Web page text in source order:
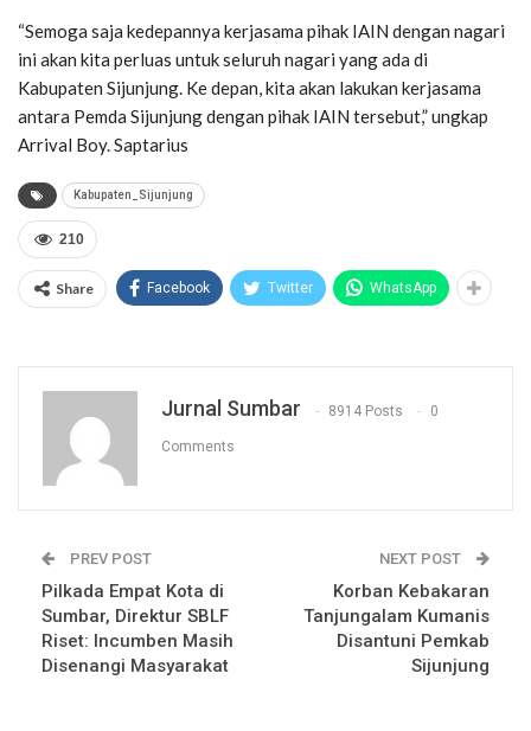
“Semoga saja kedepannya kerjasama pihak IAIN dengan nagari
ini akan kita perluas untuk seluruh nagari yang ada di
Kabupaten Sijunjung. Ke depan, kita akan lakukan kerjasama
antara Pemda Sijunjung dengan pihak IAIN tersebut,” ungkap
Arrival Boy. Saptarius
Kabupaten_Sijunjung
210
Share Facebook Twitter WhatsApp
Jurnal Sumbar 8914 Posts 0
Comments
PREV POST
Pilkada Empat Kota di
Sumbar, Direktur SBLF
Riset: Incumben Masih
Disenangi Masyarakat
NEXT POST
Korban Kebakaran
Tanjungalam Kumanis
Disantuni Pemkab
Sijunjung